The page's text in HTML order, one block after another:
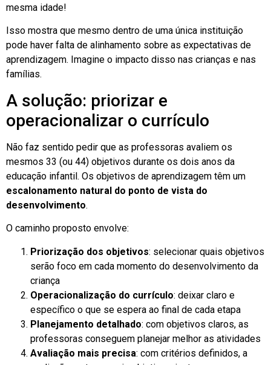
mesma idade!
Isso mostra que mesmo dentro de uma única instituição
pode haver falta de alinhamento sobre as expectativas de
aprendizagem. Imagine o impacto disso nas crianças e nas
famílias.
A solução: priorizar e
operacionalizar o currículo
Não faz sentido pedir que as professoras avaliem os
mesmos 33 (ou 44) objetivos durante os dois anos da
educação infantil. Os objetivos de aprendizagem têm um
escalonamento natural do ponto de vista do
desenvolvimento.
O caminho proposto envolve:
Priorização dos objetivos: selecionar quais objetivos
serão foco em cada momento do desenvolvimento da
criança
Operacionalização do currículo: deixar claro e
específico o que se espera ao final de cada etapa
Planejamento detalhado: com objetivos claros, as
professoras conseguem planejar melhor as atividades
Avaliação mais precisa: com critérios definidos, a